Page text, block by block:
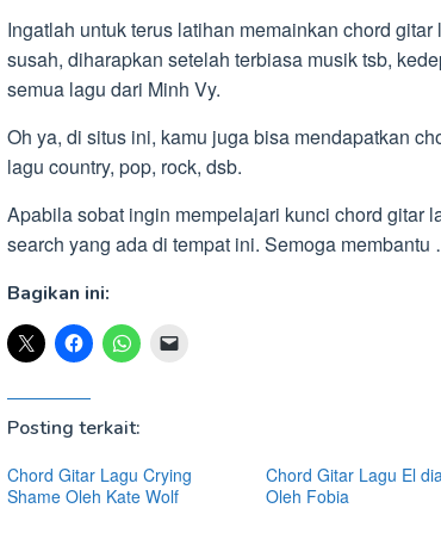
Ingatlah untuk terus latihan memainkan chord
susah, diharapkan setelah terbiasa musik tsb,
semua lagu dari Minh Vy.
Oh ya, di situs ini, kamu juga bisa mendapatkan
lagu country, pop, rock, dsb.
Apabila sobat ingin mempelajari kunci chord gitar
search yang ada di tempat ini. Semoga
Bagikan ini:
Posting terkait:
Chord Gitar Lagu Crying
Shame Oleh Kate Wolf
Chord Gitar Lagu El
Oleh Fobia